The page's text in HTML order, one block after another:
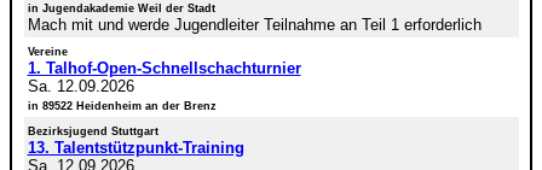
in Jugendakademie Weil der Stadt
Mach mit und werde Jugendleiter Teilnahme an Teil 1 erforderlich
Vereine
1. Talhof-Open-Schnellschachturnier
Sa. 12.09.2026
in 89522 Heidenheim an der Brenz
Bezirksjugend Stuttgart
13. Talentstützpunkt-Training
Sa. 12.09.2026